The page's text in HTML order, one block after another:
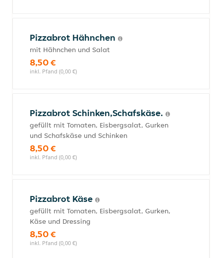
Pizzabrot Hähnchen
mit Hähnchen und Salat
8,50 €
inkl. Pfand (0,00 €)
Pizzabrot Schinken,Schafskäse.
gefüllt mit Tomaten, Eisbergsalat, Gurken
und Schafskäse und Schinken
8,50 €
inkl. Pfand (0,00 €)
Pizzabrot Käse
gefüllt mit Tomaten, Eisbergsalat, Gurken,
Käse und Dressing
8,50 €
inkl. Pfand (0,00 €)